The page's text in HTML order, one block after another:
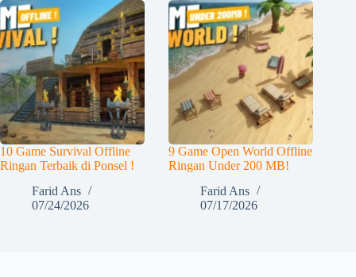
10 Game Survival Offline
Ringan Terbaik di Ponsel !
Farid Ans
07/24/2026
9 Game Open World Offline
Ringan Under 200 MB!
Farid Ans
07/17/2026